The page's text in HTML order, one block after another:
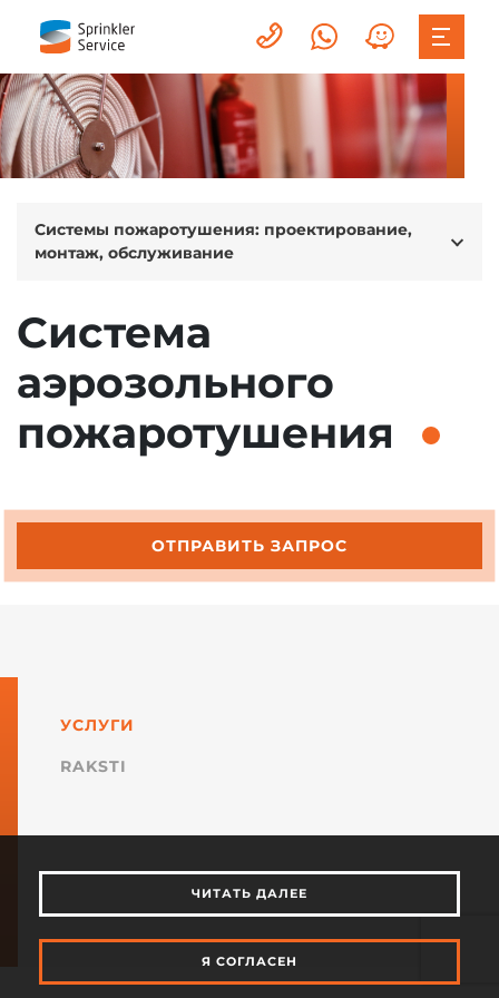
Системы пожаротушения: проектирование,
монтаж, обслуживание
Система
аэрозольного
пожаротушения
ОТПРАВИТЬ ЗАПРОС
УСЛУГИ
RAKSTI
ЧИТАТЬ ДАЛЕЕ
Я СОГЛАСЕН